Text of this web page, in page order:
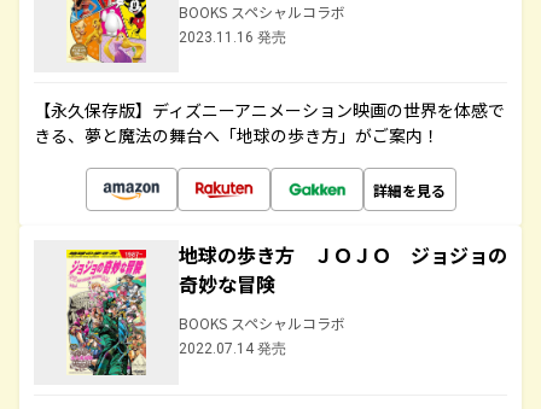
BOOKS スペシャルコラボ
2023.11.16 発売
【永久保存版】ディズニーアニメーション映画の世界を体感で
きる、夢と魔法の舞台へ「地球の歩き方」がご案内！
詳細を見る
地球の歩き方 ＪＯＪＯ ジョジョの
奇妙な冒険
BOOKS スペシャルコラボ
2022.07.14 発売